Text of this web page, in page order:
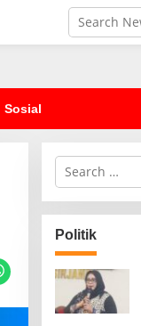
Sosial
S
r
c
h
f
o
:
Politik